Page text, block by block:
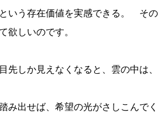
いう存在価値を実感できる。 その
欲しいのです。
先しか見えなくなると、雲の中は、
み出せば、希望の光がさしこんでく